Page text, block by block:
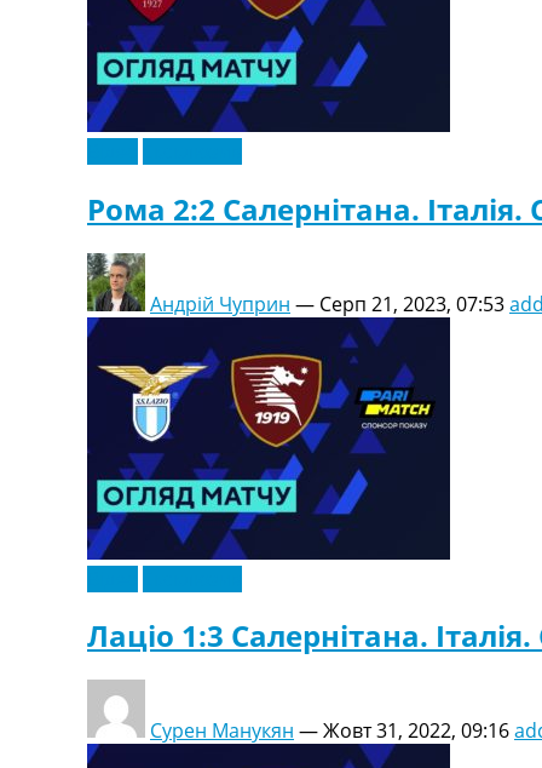
Рома 2:2 Салернітана. Італія.
Андрій Чуприн — Серп 21, 2023, 07:53
Лаціо 1:3 Салернітана. Італія.
Сурен Манукян —Жовт 31, 2022, 09:16